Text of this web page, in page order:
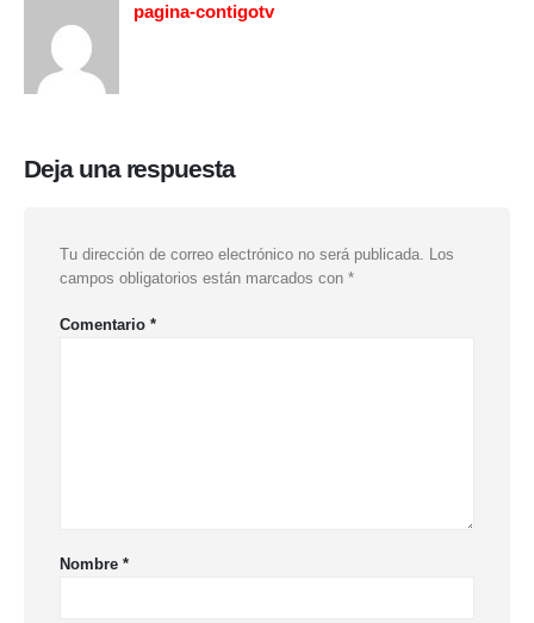
pagina-contigotv
Deja una respuesta
Tu dirección de correo electrónico no será publicada. Los
campos obligatorios están marcados con *
Comentario *
Nombre *